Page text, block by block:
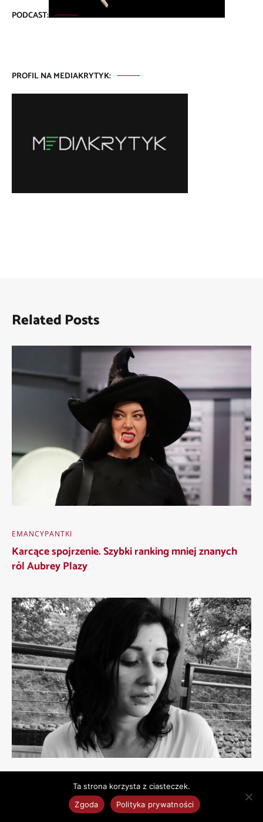
PODCAST:
PROFIL NA MEDIAKRYTYK:
Related Posts
EMANCYPANTKI
Karcące spojrzenie. Szybki ranking mniej znanych
ról Aubrey Plazy
, Wilgotne miejsca
Uwolnić seksualność z tego, co znamy. Wywiad
z Małgorzatą Żarów
Ta strona korzysta z ciasteczek.
Zgoda
Polityka prywatności